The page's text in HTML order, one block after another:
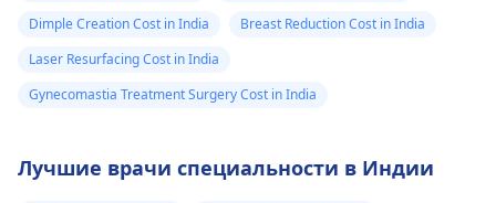
после удаления волос
в течение некоторого
времени. Только
своего дерматологМожете
Dimple Creation Cost in India
Breast Reduction Cost in India
Laser Resurfacing Cost in India
Gynecomastia Treatment Surgery Cost in India
Лучшие врачи специальности в Индии